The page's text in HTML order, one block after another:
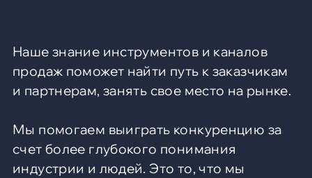
Наше знание инструментов и каналов
продаж поможет найти путь к заказчикам
и партнерам, занять свое место на рынке.
Мы помогаем выиграть конкуренцию за
счет более глубокого понимания
индустрии и людей. Это то, что мы